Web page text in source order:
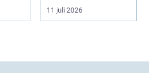
på kort tid. Färger, yt...
11 juli 2026